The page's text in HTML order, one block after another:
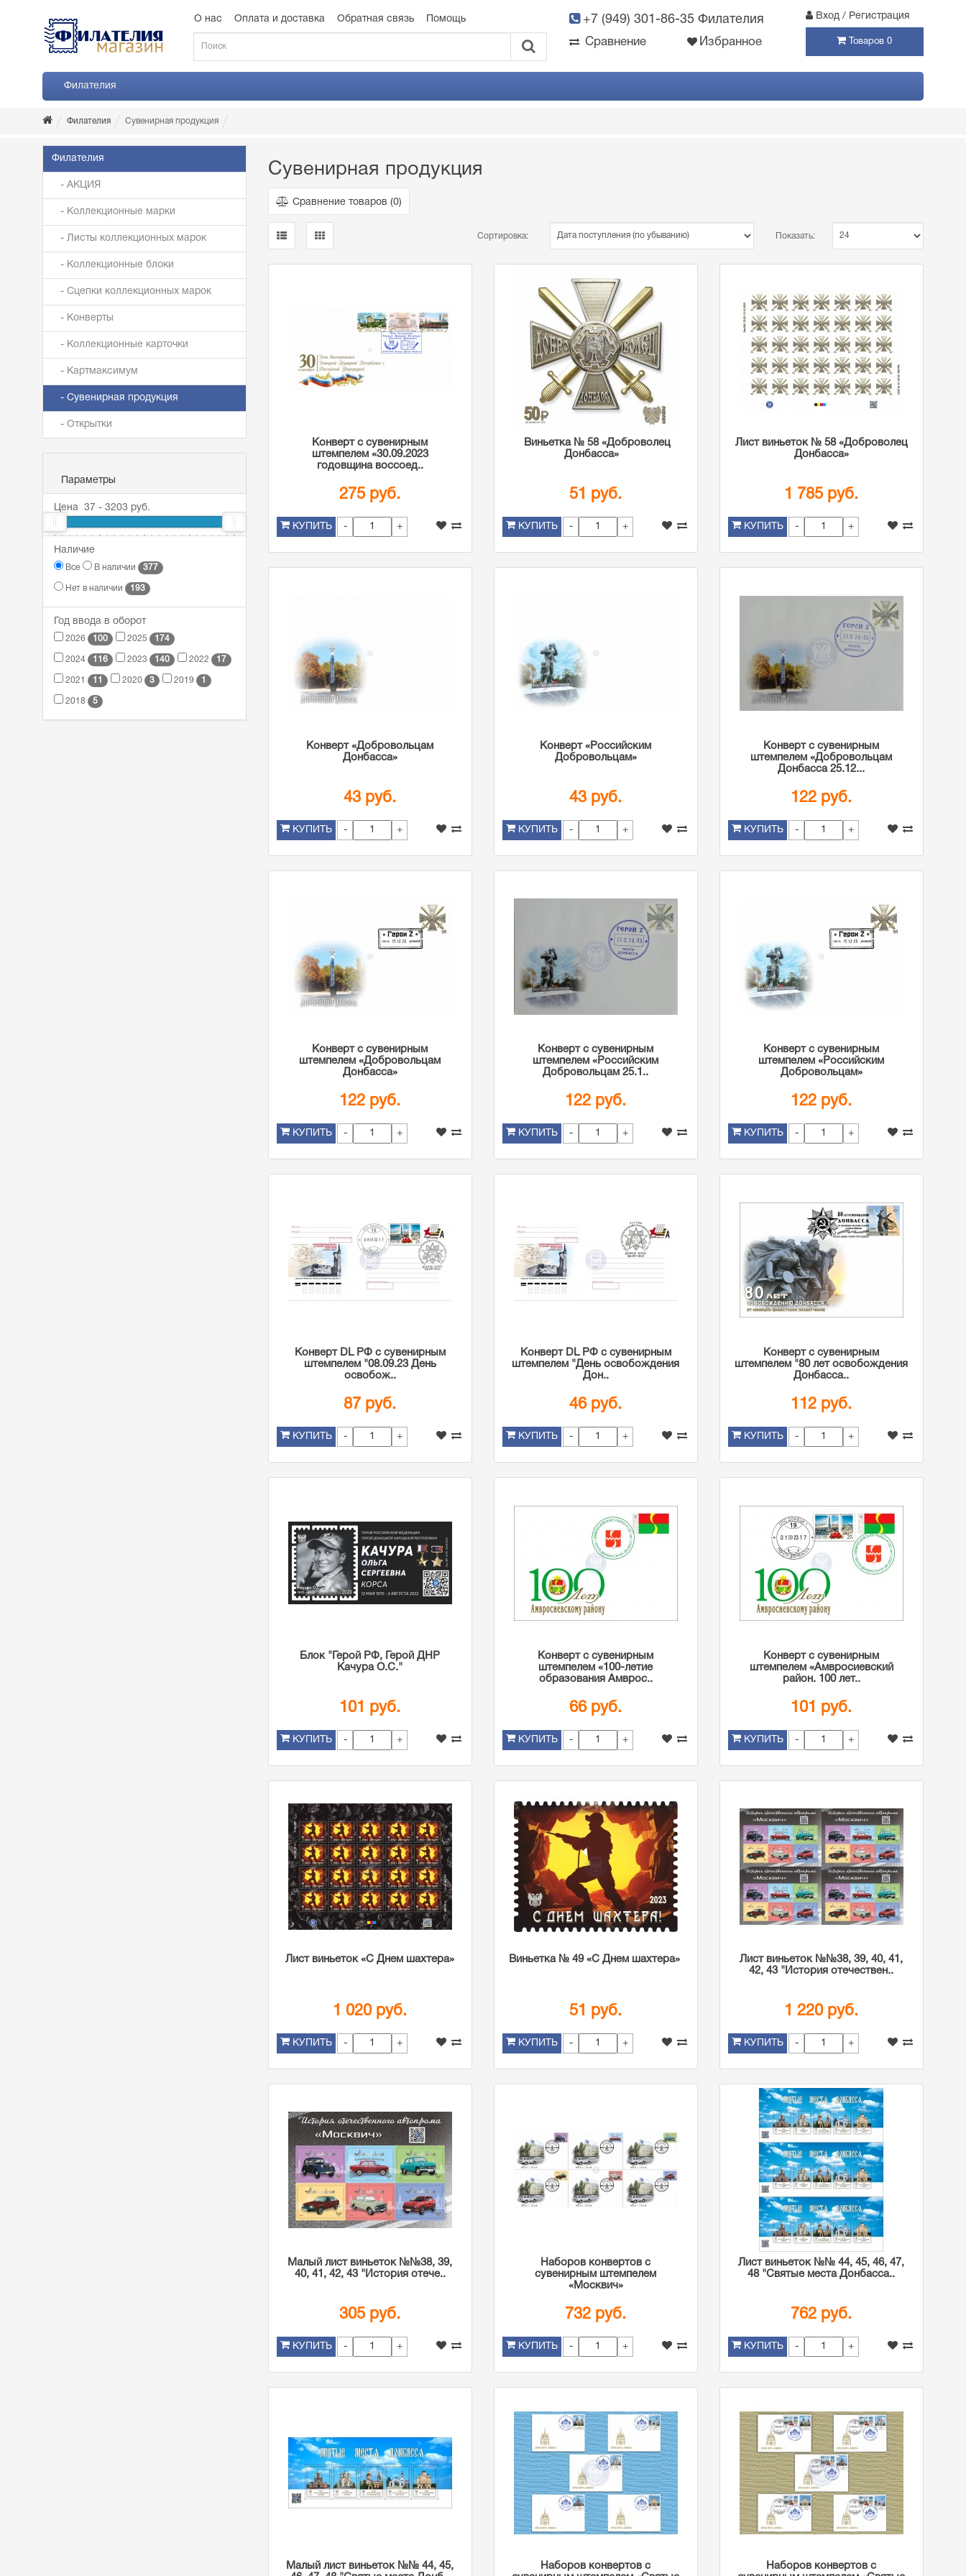
О нас Оплата и доставка Обратная связь Помощь +7 (949) 301-86-35 Филателия Вход / Регистрация
Сравнение Избранное Товаров 0
Филателия
Филателия Сувенирная продукция
Филателия
- АКЦИЯ
- Коллекционные марки
- Листы коллекционных марок
- Коллекционные блоки
- Сцепки коллекционных марок
- Конверты
- Коллекционные карточки
- Картмаксимум
- Сувенирная продукция
- Открытки
Параметры
Цена 37 - 3203 руб.
37Наличие
Все В наличии 377
Нет в наличии 193
Год ввода в оборот
2026 100 2025 174
2024 116 2023 140 2022 17
2021 11 2020 3 2019 1
2018 5
Сувенирная продукция
Сравнение товаров (0)
Сортировка: Показать:
Конверт с сувенирным
штемпелем «30.09.2023
годовщина воссоед..
275 руб.
КУПИТЬ - +
Виньетка № 58 «Доброволец
Донбасса»
51 руб.
КУПИТЬ - +
Лист виньеток № 58 «Доброволец
Донбасса»
1 785 руб.
КУПИТЬ - +
Конверт «Добровольцам
Донбасса»
43 руб.
КУПИТЬ - +
Конверт «Российским
Добровольцам»
43 руб.
КУПИТЬ - +
Конверт с сувенирным
штемпелем «Добровольцам
Донбасса 25.12...
122 руб.
КУПИТЬ - +
Конверт с сувенирным
штемпелем «Добровольцам
Донбасса»
122 руб.
КУПИТЬ - +
Конверт с сувенирным
штемпелем «Российским
Добровольцам 25.1..
122 руб.
КУПИТЬ - +
Конверт с сувенирным
штемпелем «Российским
Добровольцам»
122 руб.
КУПИТЬ - +
Конверт DL РФ с сувенирным
штемпелем "08.09.23 День
освобож..
87 руб.
КУПИТЬ - +
Конверт DL РФ с сувенирным
штемпелем "День освобождения
Дон..
46 руб.
КУПИТЬ - +
Конверт с сувенирным
штемпелем "80 лет освобождения
Донбасса..
112 руб.
КУПИТЬ - +
Блок "Герой РФ, Герой ДНР
Качура О.С."
101 руб.
КУПИТЬ - +
Конверт с сувенирным
штемпелем «100-летие
образования Амврос..
66 руб.
КУПИТЬ - +
Конверт с сувенирным
штемпелем «Амвросиевский
район. 100 лет..
101 руб.
КУПИТЬ - +
Лист виньеток «С Днем шахтера»
1 020 руб.
КУПИТЬ - +
Виньетка № 49 «С Днем шахтера»
51 руб.
КУПИТЬ - +
Лист виньеток №№38, 39, 40, 41,
42, 43 "История отечествен..
1 220 руб.
КУПИТЬ - +
Малый лист виньеток №№38, 39,
40, 41, 42, 43 "История отече..
305 руб.
КУПИТЬ - +
Наборов конвертов с
сувенирным штемпелем
«Москвич»
732 руб.
КУПИТЬ - +
Лист виньеток №№ 44, 45, 46, 47,
48 "Святые места Донбасса..
762 руб.
КУПИТЬ - +
Малый лист виньеток №№ 44, 45,
Наборов конвертов с
Наборов конвертов с